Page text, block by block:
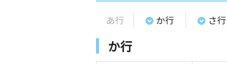
あ行 か行 さ行
か行